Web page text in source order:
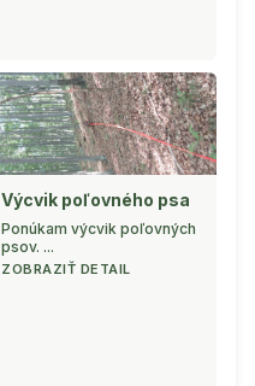
Výcvik poľovného psa
Ponúkam výcvik poľovných
psov. ...
ZOBRAZIŤ DETAIL